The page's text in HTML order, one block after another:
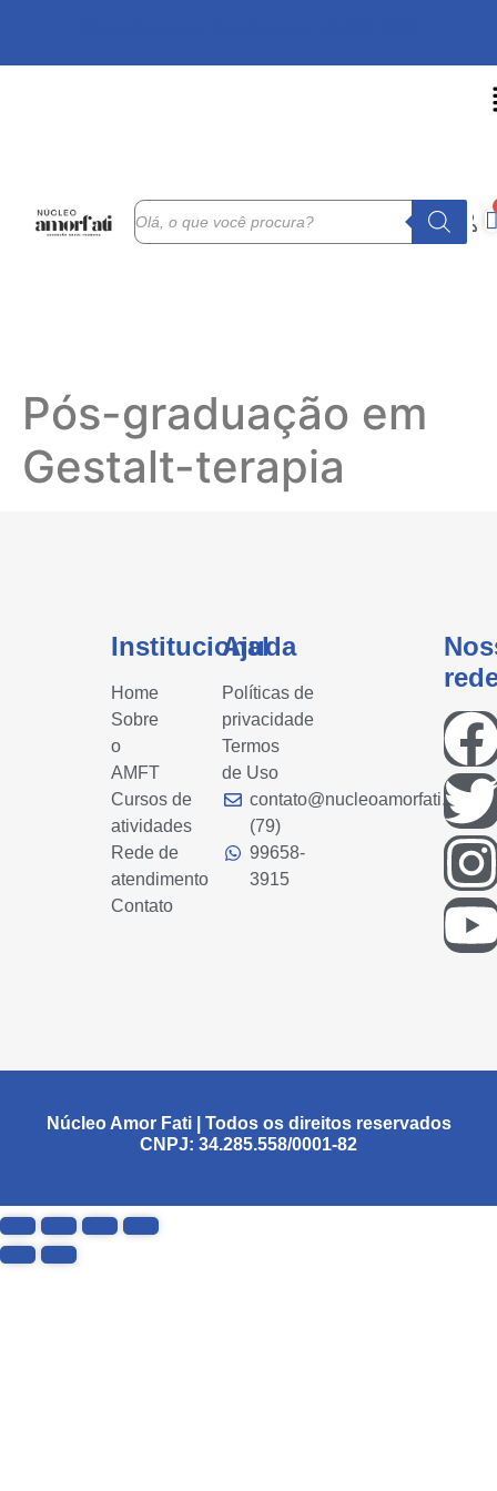
Á
d
Pós-graduação em
Gestalt-terapia
Institucional
Home
Sobre
o
AMFT
Cursos de
atividades
Rede de
atendimento
Contato
Ajuda
Políticas de
privacidade
Termos
de Uso
contato@nucleoamorfati.com
(79)
99658-
3915
Núcleo Amor Fati | Todos os direitos reservados
CNPJ: 34.285.558/0001-82